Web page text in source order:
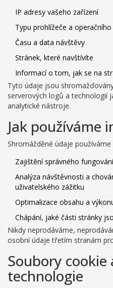
IP adresy vašeho zařízení
Typu prohlížeče a
Času a data návštěvy
Stránek, které navštívíte
Informací o tom, jak se na
Tyto údaje jsou
serverových logů a technologií
analytické nástroje.
Jak používáme
Shromážděné údaje
Zajištění správného
Analýza návštěvnosti a
uživatelského zážitku
Optimalizace obsahu a
Chápání, jaké části stránky
Nikdy neprodáváme,
osobní údaje třetím stranám
Soubory cookie
technologie